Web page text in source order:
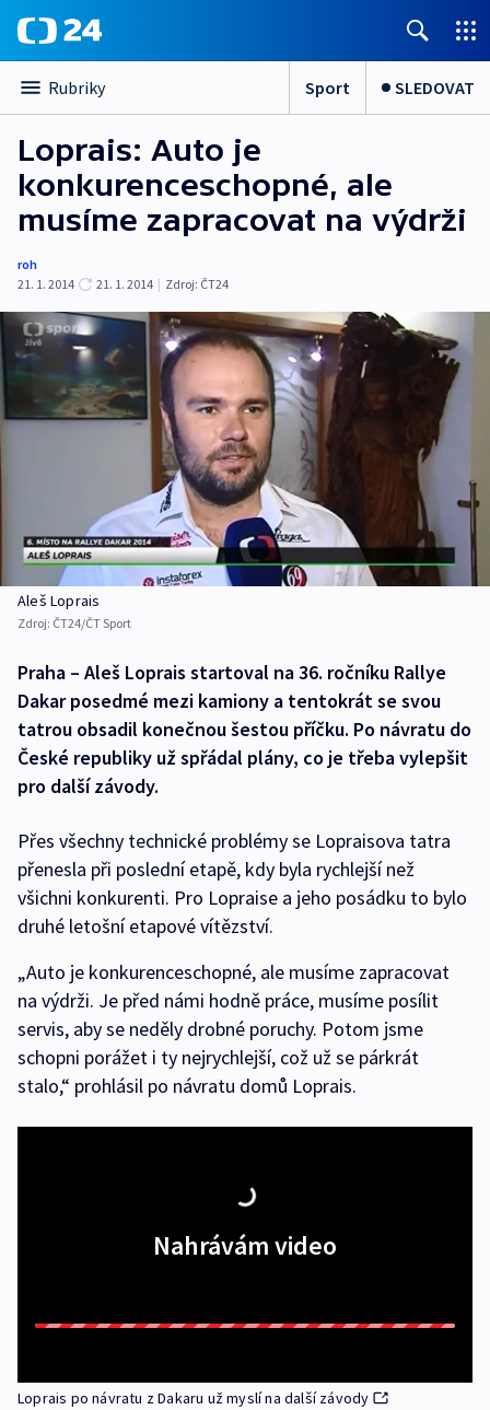
Rubriky Sport SLEDOVAT
Loprais: Auto je
konkurenceschopné, ale
musíme zapracovat na výdrži
roh
21. 1. 2014
21. 1. 2014 | Zdroj: ČT24
Aleš Loprais
Zdroj: ČT24/ČT Sport
Praha – Aleš Loprais startoval na 36. ročníku Rallye
Dakar posedmé mezi kamiony a tentokrát se svou
tatrou obsadil konečnou šestou příčku. Po návratu do
České republiky už spřádal plány, co je třeba vylepšit
pro další závody.
Přes všechny technické problémy se Lopraisova tatra
přenesla při poslední etapě, kdy byla rychlejší než
všichni konkurenti. Pro Lopraise a jeho posádku to bylo
druhé letošní etapové vítězství.
„Auto je konkurenceschopné, ale musíme zapracovat
na výdrži. Je před námi hodně práce, musíme posílit
servis, aby se neděly drobné poruchy. Potom jsme
schopni porážet i ty nejrychlejší, což už se párkrát
stalo,“ prohlásil po návratu domů Loprais.
Nahrávám video
Loprais po návratu z Dakaru už myslí na další závody